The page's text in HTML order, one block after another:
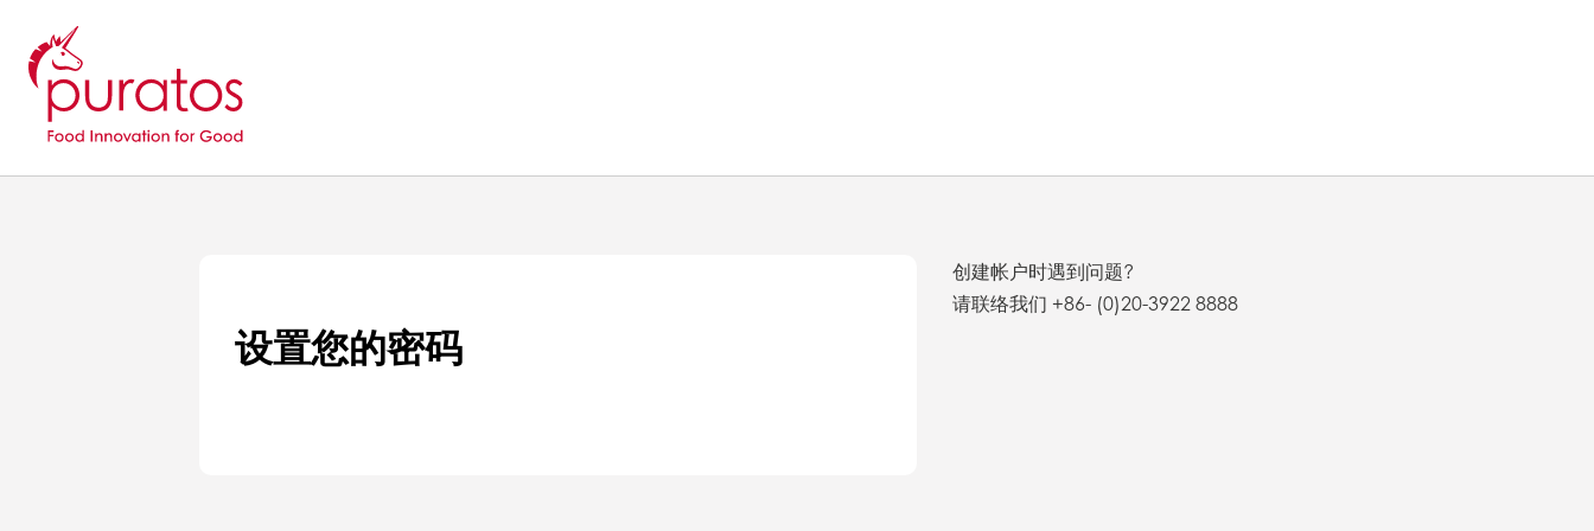
设置您的密码
创建帐户时遇到问题?
请联络我们 +86- (0)20-3922 8888